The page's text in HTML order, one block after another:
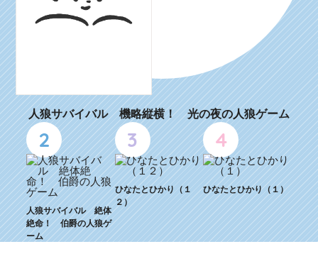
人狼サバイバル 機略縦横！ 光の夜の人狼ゲーム
2
人狼サバイバル 絶体
絶命！ 伯爵の人狼ゲ
ーム
3
ひなたとひかり（１
２）
4
ひなたとひかり（１）